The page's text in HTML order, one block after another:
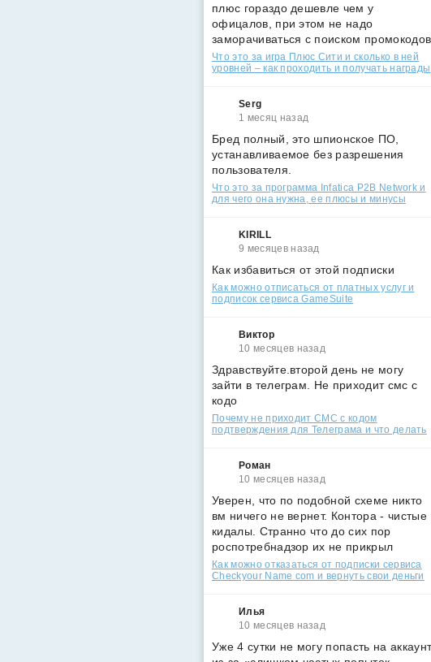
плюс гораздо дешевле чем у
офицалов, при этом не надо
заморачиваться с поиском промокодов
Что это за игра Плюс Сити и сколько в ней
уровней – как проходить и получать награды
Serg
1 месяц назад
Бред полный, это шпионское ПО,
устанавливаемое без разрешения
пользователя.
Что это за программа Infatica P2B Network и
для чего она нужна, ее плюсы и минусы
KIRILL
9 месяцев назад
Как избавиться от этой подписки
Как можно отписаться от платных услуг и
подписок сервиса GameSuite
Виктор
10 месяцев назад
Здравствуйте.второй день не могу
зайти в телеграм. Не приходит смс с
кодо
Почему не приходит СМС с кодом
подтверждения для Телеграма и что делать
Роман
10 месяцев назад
Уверен, что по подобной схеме никто
вм ничего не вернет. Контора - чистые
кидалы. Странно что до сих пор
роспотребнадзор их не прикрыл
Как можно отказаться от подписки сервиса
Checkyour Name com и вернуть свои деньги
Илья
10 месяцев назад
Уже 4 сутки не могу попасть на